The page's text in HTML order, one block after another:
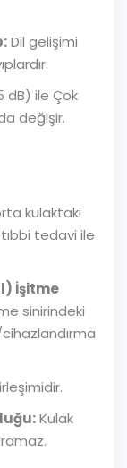
Dil gelişimi
dB) ile Çok
değişir.
kulaktaki
tedavi ile
İşitme
sinirindeki
cihazlandırma
Kulak